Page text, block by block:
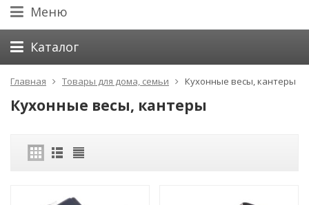
Меню
Каталог
Главная Товары для дома, семьи Кухонные весы, кантеры
Кухонные весы, кантеры